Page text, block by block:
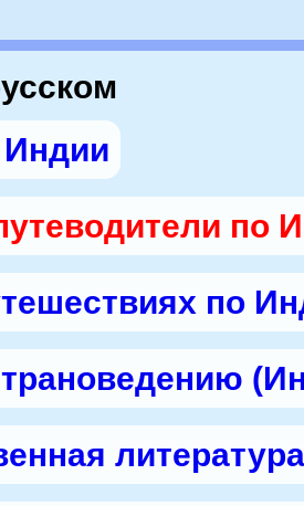
Индии
по
по